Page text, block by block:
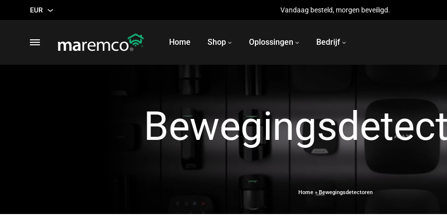
EUR
USD
Vandaag besteld, morgen beveiligd.
Menu
Home Shop
VIDEOBEWAKING
Recorder
Accessoires
Brand- en CO detectoren
Handmatige oproeppunten
Oplossingen Bedrijf
Home»Bewegingsdetectoren